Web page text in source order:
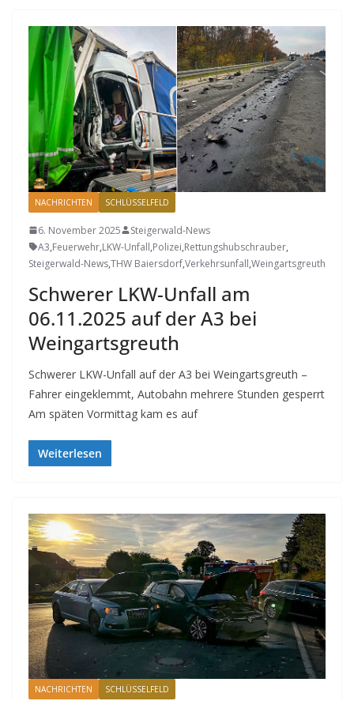
NACHRICHTEN SCHLÜSSELFELD
6. November 2025
Steigerwald-News
A3,Feuerwehr,LKW-Unfall,Polizei,Rettungshubschrauber,
Steigerwald-News,THW Baiersdorf,Verkehrsunfall,Weingartsgreuth
Schwerer LKW-Unfall am
06.11.2025 auf der A3 bei
Weingartsgreuth
Schwerer LKW-Unfall auf der A3 bei Weingartsgreuth –
Fahrer eingeklemmt, Autobahn mehrere Stunden gesperrt
Am späten Vormittag kam es auf
Weiterlesen
NACHRICHTEN SCHLÜSSELFELD